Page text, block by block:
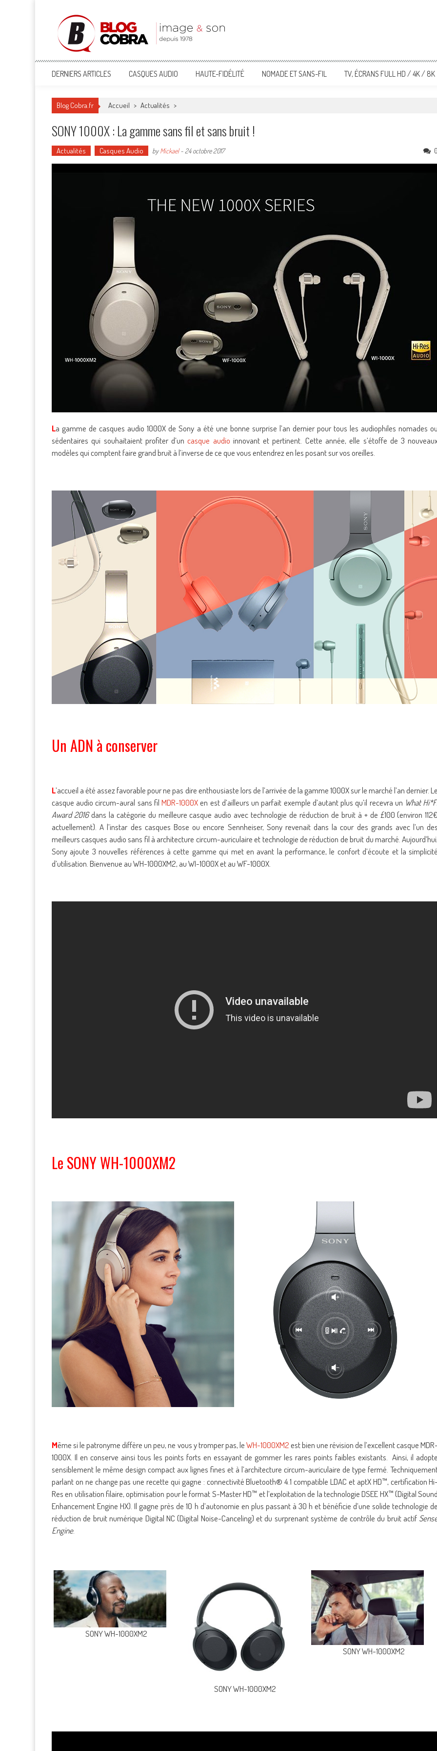
Blog Cobra
Toute l'actu Image & Son !
DERNIERS ARTICLES CASQUES AUDIO HAUTE-FIDÉLITÉ NOMADE ET SANS-FIL TV, ÉCRANS FULL HD / 4K / 8K
Blog Cobra.fr Accueil > Actualités >
SONY 1000X : La gamme sans fil et sans bruit !
Actualités Casques Audio byMickael- 24 octobre 2017 0
La gamme de casques audio 1000X de Sony a été une bonne surprise l’an dernier pour tous les audiophiles nomades ou
sédentaires qui souhaitaient profiter d’uncasque audio innovant et pertinent. Cette année, elle s’étoffe de 3
modèles qui comptent faire grand bruit à l’inverse de ce que vous entendrez en les posant sur vos oreilles.
Un ADN à conserver
L’accueil a été assez favorable pour ne pas dire enthousiaste lors de l’arrivée de la gamme 1000X sur le marché l’an dernier. Le
casque audio circum-aural sans filMDR-1000Xen est d’ailleurs un parfait exemple d’autant plus qu’il recevra un What
Award 2016dans la catégorie du meilleure casque audio avec technologie de réduction de bruit à + de £100 (environ 112€
actuellement). A l’instar des casques Bose ou encore Sennheiser, Sony revenait dans la cour des grands avec l’un des
meilleurs casques audio sans fil à architecture circum-auriculaire et technologie de réduction de bruit du marché. Aujourd’hui,
Sony ajoute 3 nouvelles références à cette gamme qui met en avant la performance, le confort d’écoute et la simplicité
d’utilisation. Bienvenue au WH-1000XM2, au WI-1000X et au WF-1000X.
Le SONY WH-1000XM2
Même si le patronyme diffère un peu, ne vous y tromper pas, leWH-1000XM2est bien une révision de l’excellent casque MDR-
1000X. Il en conserve ainsi tous les points forts en essayant de gommer les rares points faibles existants. Ainsi, il adopte
sensiblement le même design compact aux lignes fines et à l’architecture circum-auriculaire de type fermé.
parlant on ne change pas une recette qui gagne : connectivité Bluetooth® 4.1 compatible LDAC et aptX HD™, certification Hi-
Res en utilisation filaire, optimisation pour le format S-Master HD™ et l’exploitation de la technologie DSEE HX™ (Digital Sound
Enhancement Engine HX). Il gagne près de 10 h d’autonomie en plus passant à 30 h et bénéficie d’une solide technologie de
réduction de bruit numérique Digital NC (Digital Noise-Canceling) et du surprenant système de contrôle du bruit actif
Engine.
SONY WH-1000XM2
SONY WH-1000XM2
SONY WH-1000XM2